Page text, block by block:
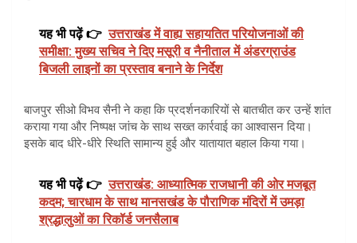
यह भी पढ़ें 👉 उत्तराखंड में वाह्य सहायतित परियोजनाओं की
समीक्षा: मुख्य सचिव ने दिए मसूरी व नैनीताल में अंडरग्राउंड
बिजली लाइनों का प्रस्ताव बनाने के निर्देश
बाजपुर सीओ विभव सैनी ने कहा कि प्रदर्शनकारियों से बातचीत कर उन्हें शांत
कराया गया और निष्पक्ष जांच के साथ सख्त कार्रवाई का आश्वासन दिया।
इसके बाद धीरे-धीरे स्थिति सामान्य हुई और यातायात बहाल किया गया।
यह भी पढ़ें 👉 उत्तराखंड: आध्यात्मिक राजधानी की ओर मजबूत
कदम; चारधाम के साथ मानसखंड के पौराणिक मंदिरों में उमड़ा
श्रद्धालुओं का रिकॉर्ड जनसैलाब